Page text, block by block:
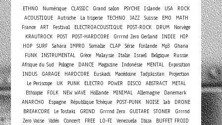
ETHNO Numérique CLASSIC Grand salon PSYCHE Islande USA
ROCK
ACOUSTIQUE
Autriche La triperie TECHNO JAZZ Suisse EMO
MATH
France ART Festival ELECTROACOUSTIQUE POST-ROCK DRUM
Norvège
KRAUTROCK
POST POST-HARDCORE Grrrnd Zero Gerland INDIE
HIP
HOP SURF Sahara IMPRO Somalie CLAP Série Finlande Mp3
Ghana
FUNK
INSTRUMENTAL Grèce Malaysie Italie Israel Belgique
Russie
Afrique du Sud
Pologne DANCE Magazine Indonésie MENTAL
Exposition
INDUS
GARAGE HARDCORE Euskadi Macédoine Tadjikistan
Projection
Le Periscope
UK PUNK ELECTRO POWER DISCO ABSTRACT
METAL
Ethiopie
FOLK NEW WAVE Hollande MINIMAL Allemagne
Danemark
ANARCHO
Espagne République Tchèque POST-PUNK NOISE lab
DRONE
BREAKCORE
Le Tostaki GRIND Grrrnd Zero GUITARE STONER
Grrrnd
Zero Vaise
Vidéo Concert FREE LO-FI Venezuela Ibiza
BUFFET FROID